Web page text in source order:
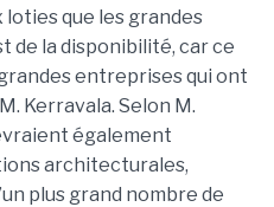
que les grandes
de la disponibilité, car ce
entreprises qui ont
Kerravala. Selon M.
également
architecturales,
plus grand nombre de